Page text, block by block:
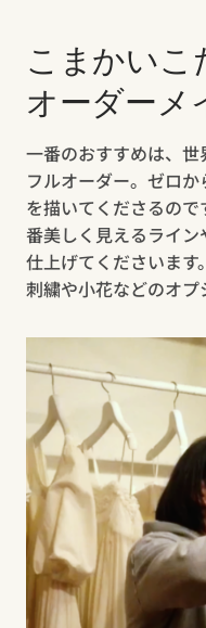
こまかいこ
オーダーメ
一番のおすすめは、
フルオーダー。ゼロ
を描いてくださるの
番美しく見えるライ
仕上げてくださいます
刺繍や小花などのオプ